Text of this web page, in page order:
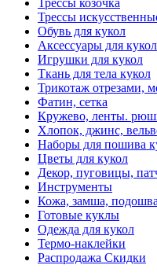
Трессы
Обувь для кукол
Аксессуары для кукол
Игрушки для кукол
Ткань для тела кукол
Трикотаж отрезами,
Фатин, сетка
Кружево, ленты.
Хлопок, джинс,
Наборы для пошива
Цветы для кукол
Декор, пуговицы,
Инструменты
Кожа, замша,
Готовые куклы
Одежда для кукол
Термо-наклейки
Распродажа Скидки